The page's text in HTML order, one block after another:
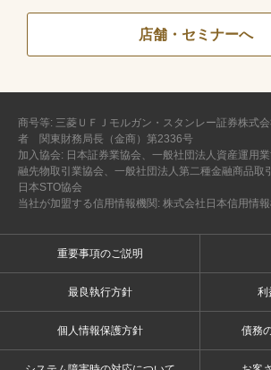
店舗・セミナーへ
商号等: 三菱ＵＦＪモルガン・スタンレー証券株式
者 関東財務局長（金商）第2336号
加入協会: 日本証券業協会、一般社団法人資産運用
融先物取引業協会、一般社団法人第二種金融商品取
日本STO協会
当社が加盟する信用情報機関: 株式会社日本信用情
重要事項のご説明
最良執行方針 利
個人情報保護方針 債務